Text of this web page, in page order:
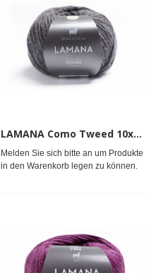
LAMANA Como Tweed 10x25g
Melden Sie sich bitte an um Produkte
in den Warenkorb legen zu können.